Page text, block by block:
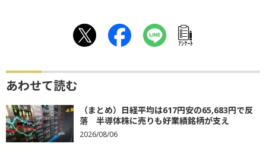
ｱﾝｹｰﾄ
あわせて読む
（まとめ）日経平均は617円安の65,683円で反
落 半導体株に売りも好業績銘柄が支え
2026/08/06